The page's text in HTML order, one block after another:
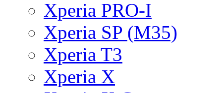
Xperia PRO-I
Xperia SP (M35)
Xperia T3
Xperia X